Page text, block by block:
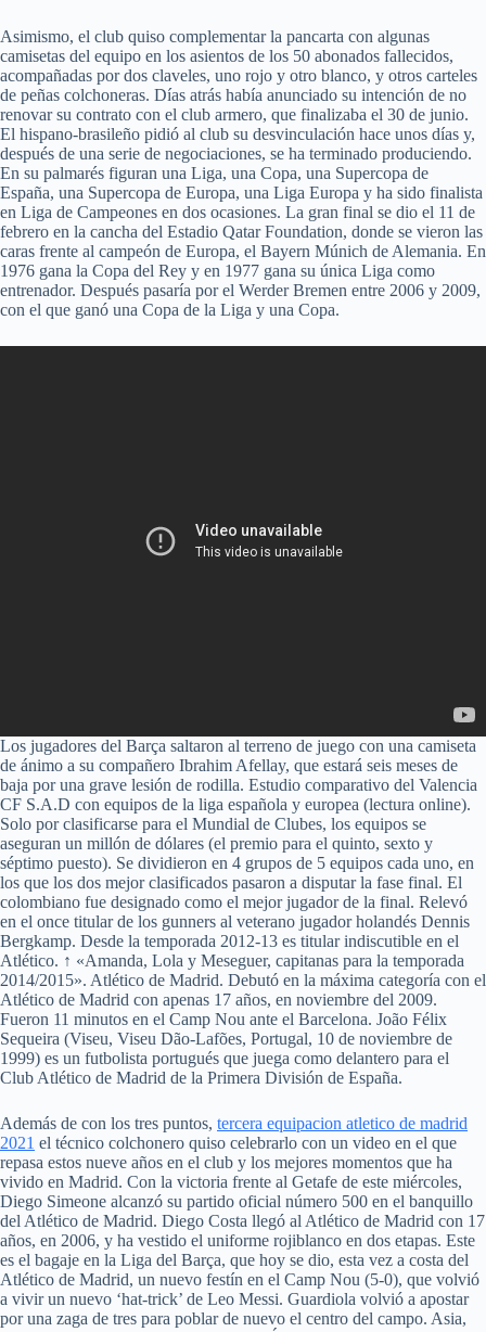
Asimismo, el club quiso complementar la pancarta con algunas
camisetas del equipo en los asientos de los 50 abonados fallecidos,
acompañadas por dos claveles, uno rojo y otro blanco, y otros carteles
de peñas colchoneras. Días atrás había anunciado su intención de no
renovar su contrato con el club armero, que finalizaba el 30 de junio.
El hispano-brasileño pidió al club su desvinculación hace unos días y,
después de una serie de negociaciones, se ha terminado produciendo.
En su palmarés figuran una Liga, una Copa, una Supercopa de
España, una Supercopa de Europa, una Liga Europa y ha sido finalista
en Liga de Campeones en dos ocasiones. La gran final se dio el 11 de
febrero en la cancha del Estadio Qatar Foundation, donde se vieron las
caras frente al campeón de Europa, el Bayern Múnich de Alemania. En
1976 gana la Copa del Rey y en 1977 gana su única Liga como
entrenador. Después pasaría por el Werder Bremen entre 2006 y 2009,
con el que ganó una Copa de la Liga y una Copa.
Los jugadores del Barça saltaron al terreno de juego con una camiseta
de ánimo a su compañero Ibrahim Afellay, que estará seis meses de
baja por una grave lesión de rodilla. Estudio comparativo del Valencia
CF S.A.D con equipos de la liga española y europea (lectura online).
Solo por clasificarse para el Mundial de Clubes, los equipos se
aseguran un millón de dólares (el premio para el quinto, sexto y
séptimo puesto). Se dividieron en 4 grupos de 5 equipos cada uno, en
los que los dos mejor clasificados pasaron a disputar la fase final. El
colombiano fue designado como el mejor jugador de la final. Relevó
en el once titular de los gunners al veterano jugador holandés Dennis
Bergkamp. Desde la temporada 2012-13 es titular indiscutible en el
Atlético. ↑ «Amanda, Lola y Meseguer, capitanas para la temporada
2014/2015». Atlético de Madrid. Debutó en la máxima categoría con el
Atlético de Madrid con apenas 17 años, en noviembre del 2009.
Fueron 11 minutos en el Camp Nou ante el Barcelona. João Félix
Sequeira (Viseu, Viseu Dão-Lafões, Portugal, 10 de noviembre de
1999) es un futbolista portugués que juega como delantero para el
Club Atlético de Madrid de la Primera División de España.
Además de con los tres puntos, tercera equipacion atletico de madrid
2021 el técnico colchonero quiso celebrarlo con un video en el que
repasa estos nueve años en el club y los mejores momentos que ha
vivido en Madrid. Con la victoria frente al Getafe de este miércoles,
Diego Simeone alcanzó su partido oficial número 500 en el banquillo
del Atlético de Madrid. Diego Costa llegó al Atlético de Madrid con 17
años, en 2006, y ha vestido el uniforme rojiblanco en dos etapas. Este
es el bagaje en la Liga del Barça, que hoy se dio, esta vez a costa del
Atlético de Madrid, un nuevo festín en el Camp Nou (5-0), que volvió
a vivir un nuevo ‘hat-trick’ de Leo Messi. Guardiola volvió a apostar
por una zaga de tres para poblar de nuevo el centro del campo. Asia,